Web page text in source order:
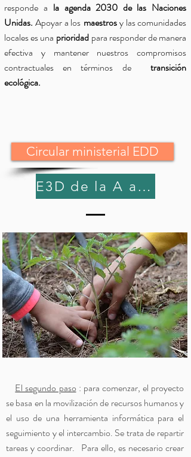
responde a la agenda 2030 de las Naciones
Unidas. Apoyar a los maestrosy las comunidades
locales es una prioridad para responder de manera
efectiva y mantener nuestros compromisos
contractuales en términos de
transición
ecológica.
Circular ministerial EDD
E3D de la A a la Z
El segundo paso : para comenzar, el proyecto
se basa en la movilización de recursos humanos y
el uso de una herramienta informática para el
seguimiento y el intercambio. Se trata de repartir
tareas y coordinar. Para ello, es necesario crear